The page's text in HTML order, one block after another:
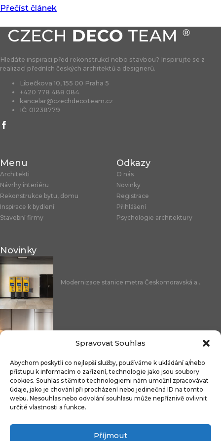
Spravovat Souhlas
Abychom poskytli co nejlepší služby, používáme k ukládání a/nebo
přístupu k informacím o zařízení, technologie jako jsou soubory
cookies. Souhlas s těmito technologiemi nám umožní zpracovávat
údaje, jako je chování při procházení nebo jedinečná ID na tomto
webu. Nesouhlas nebo odvolání souhlasu může nepříznivě ovlivnit
určité vlastnosti a funkce.
Příjmout
Přečíst článek
Hledáte inspiraci před rekonstrukcí nebo stavbou? Inspirujte se z
realizací předních českých architektů a designerů.
Libečkova 10, 155 00 Praha 5
+420 778 488 084
kancelar@czechdecoteam.cz
IČ: 01238779
Menu
Architekti
Návrhy interiéru
Rekonstrukce bytu, domu
Inspirace k bydlení
Stavební firmy
Odkazy
O nás
Novinky
Registrace
Přihlášení
Psychologie architektury
Novinky
Modernizace stanice metra Českomoravská a...
Čistitelné látky s technologií FibreGuard®:...